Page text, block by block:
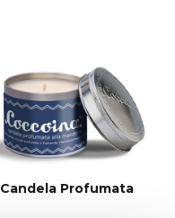
Candela Profumata